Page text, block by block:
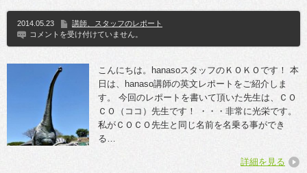
2014.05.23
講師、スタッフのレポート
コメントを受け付けていません。
こんにちは。hanasoスタッフのＫＯＫＯです！ 本
日は、hanaso講師の英文レポートをご紹介しま
す。 今回のレポートを書いて頂いた先生は、ＣＯ
ＣＯ（ココ）先生です！ ・・・非常に光栄です。
私がＣＯＣＯ先生と同じ名前を名乗る事ができ
る…
詳細を見る